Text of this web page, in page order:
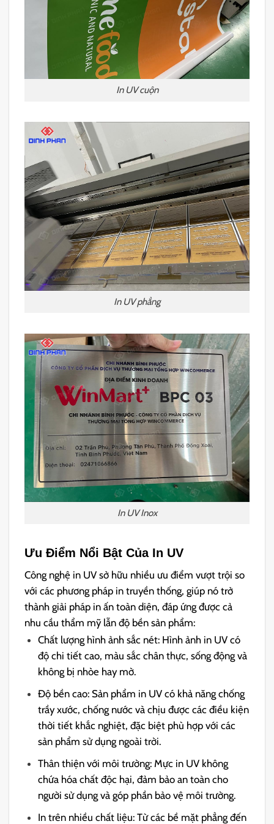
In UV cuộn
In UV phẳng
In UV Inox
Ưu Điểm Nổi Bật Của In UV
Công nghệ in UV sở hữu nhiều ưu điểm vượt trội so
với các phương pháp in truyền thống, giúp nó trở
thành giải pháp in ấn toàn diện, đáp ứng được cả
nhu cầu thẩm mỹ lẫn độ bền sản phẩm:
Chất lượng hình ảnh sắc nét: Hình ảnh in UV có
độ chi tiết cao, màu sắc chân thực, sống động và
không bị nhòe hay mờ.
Độ bền cao: Sản phẩm in UV có khả năng chống
trầy xước, chống nước và chịu được các điều kiện
thời tiết khắc nghiệt, đặc biệt phù hợp với các
sản phẩm sử dụng ngoài trời.
Thân thiện với môi trường: Mực in UV không
chứa hóa chất độc hại, đảm bảo an toàn cho
người sử dụng và góp phần bảo vệ môi trường.
In trên nhiều chất liệu: Từ các bề mặt phẳng đến